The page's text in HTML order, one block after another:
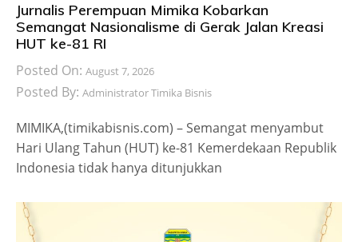
Jurnalis Perempuan Mimika Kobarkan
Semangat Nasionalisme di Gerak Jalan Kreasi
HUT ke-81 RI
Posted On: August 7, 2026
Posted By: Administrator Timika Bisnis
MIMIKA,(timikabisnis.com) – Semangat menyambut
Hari Ulang Tahun (HUT) ke-81 Kemerdekaan Republik
Indonesia tidak hanya ditunjukkan